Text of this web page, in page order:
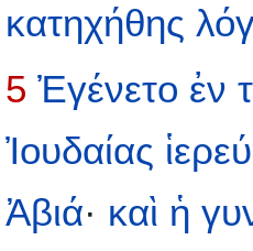
κατηχήθης
5 Ἐγένετο ἐν
Ἰουδαίας
Ἀβιά· καὶ ἡ